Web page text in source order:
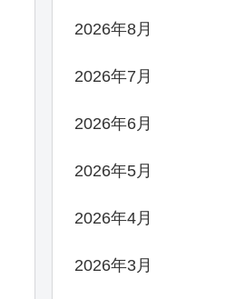
2026年8月
2026年7月
2026年6月
2026年5月
2026年4月
2026年3月